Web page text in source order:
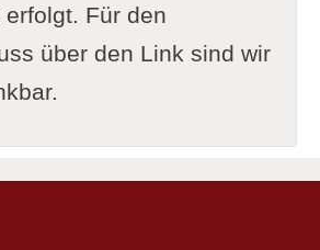
Für den
über den Link sind wir